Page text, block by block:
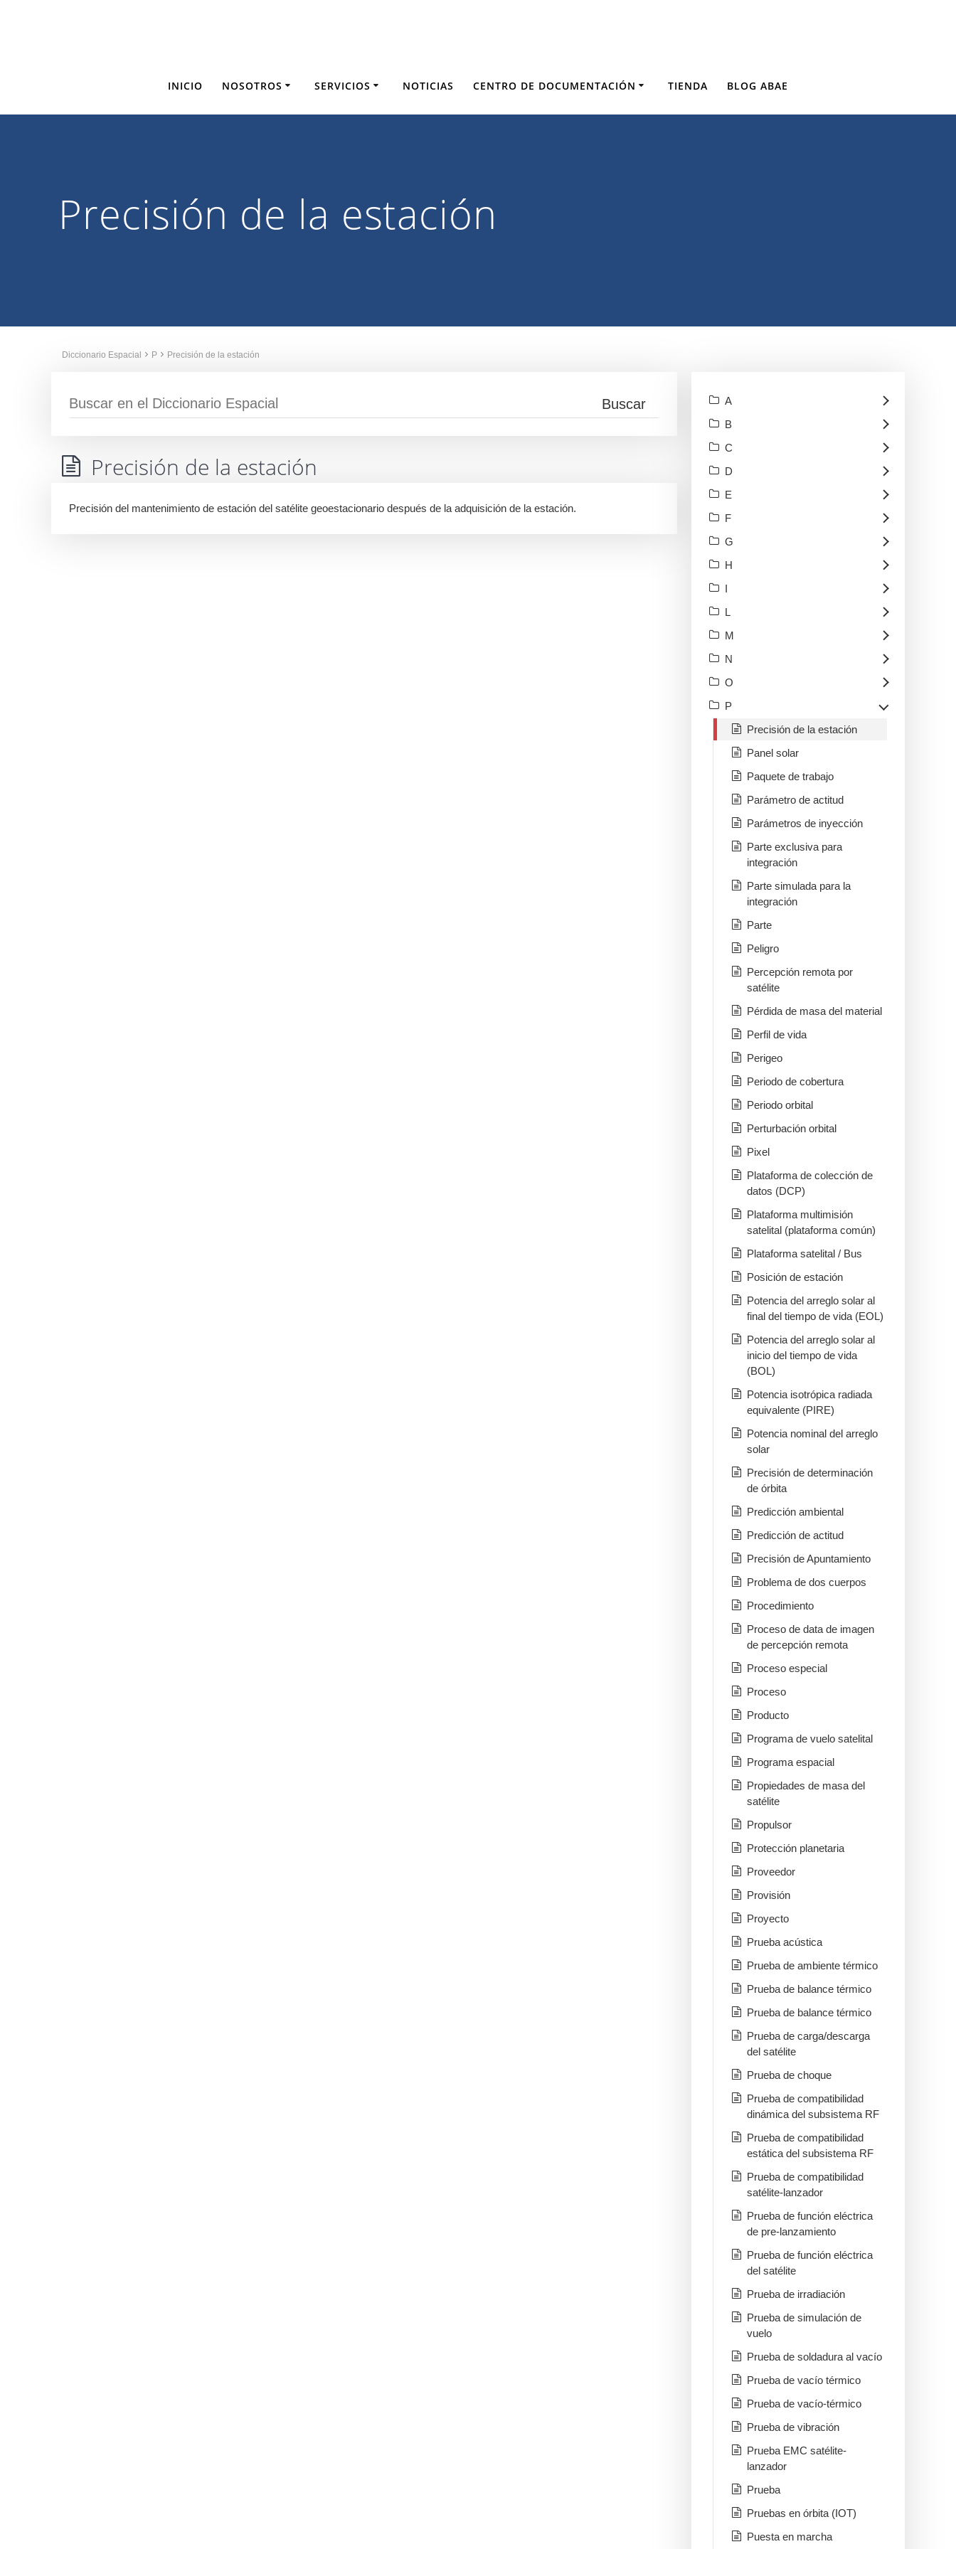
INICIO NOSOTROS SERVICIOS NOTICIAS CENTRO DE DOCUMENTACIÓN TIENDA BLOG ABAE
Precisión de la estación
Diccionario Espacial P Precisión de la estación
Precisión de la estación
Precisión del mantenimiento de estación del satélite geoestacionario después de la adquisición de la estación.
A
B
C
D
E
F
G
H
I
L
M
N
O
P
Precisión de la estación
Panel solar
Paquete de trabajo
Parámetro de actitud
Parámetros de inyección
Parte exclusiva para
integración
Parte simulada para la
integración
Parte
Peligro
Percepción remota por
satélite
Pérdida de masa del material
Perfil de vida
Perigeo
Periodo de cobertura
Periodo orbital
Perturbación orbital
Pixel
Plataforma de colección de
datos (DCP)
Plataforma multimisión
satelital (plataforma común)
Plataforma satelital / Bus
Posición de estación
Potencia del arreglo solar al
final del tiempo de vida (EOL)
Potencia del arreglo solar al
inicio del tiempo de vida
(BOL)
Potencia isotrópica radiada
equivalente (PIRE)
Potencia nominal del arreglo
solar
Precisión de determinación
de órbita
Predicción ambiental
Predicción de actitud
Precisión de Apuntamiento
Problema de dos cuerpos
Procedimiento
Proceso de data de imagen
de percepción remota
Proceso especial
Proceso
Producto
Programa de vuelo satelital
Programa espacial
Propiedades de masa del
satélite
Propulsor
Protección planetaria
Proveedor
Provisión
Proyecto
Prueba acústica
Prueba de ambiente térmico
Prueba de balance térmico
Prueba de balance térmico
Prueba de carga/descarga
del satélite
Prueba de choque
Prueba de compatibilidad
dinámica del subsistema RF
Prueba de compatibilidad
estática del subsistema RF
Prueba de compatibilidad
satélite-lanzador
Prueba de función eléctrica
de pre-lanzamiento
Prueba de función eléctrica
del satélite
Prueba de irradiación
Prueba de simulación de
vuelo
Prueba de soldadura al vacío
Prueba de vacío térmico
Prueba de vacío-térmico
Prueba de vibración
Prueba EMC satélite-
lanzador
Prueba
Pruebas en órbita (IOT)
Puesta en marcha